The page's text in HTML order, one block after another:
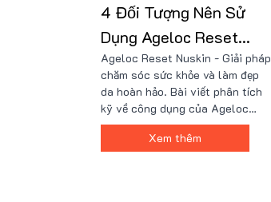
4 Đối Tượng Nên Sử
Dụng Ageloc Reset
Nuskin
Ageloc Reset Nuskin - Giải pháp
chăm sóc sức khỏe và làm đẹp
da hoàn hảo. Bài viết phân tích
kỹ về công dụng của Ageloc
Reset Nuskin và những đối
tượng nào nên sử dụng sản
Xem thêm